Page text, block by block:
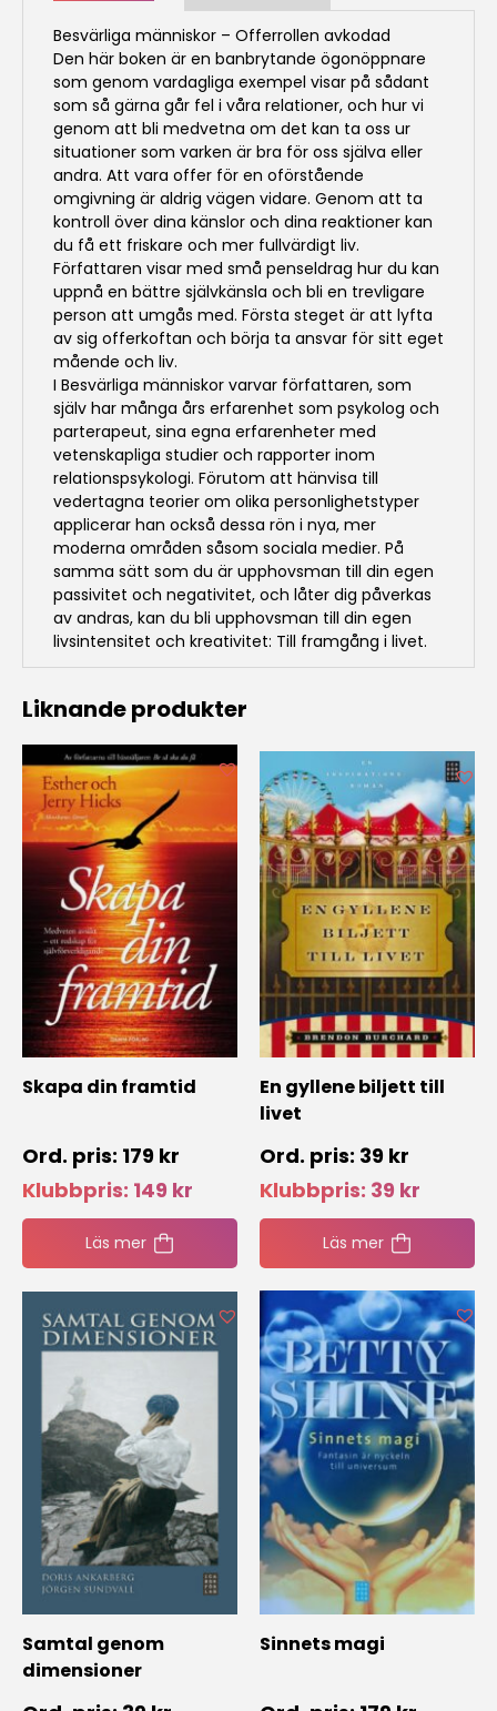
Besvärliga människor – Offerrollen avkodad
Den här boken är en banbrytande ögonöppnare
som genom vardagliga exempel visar på sådant
som så gärna går fel i våra relationer, och hur vi
genom att bli medvetna om det kan ta oss ur
situationer som varken är bra för oss själva eller
andra. Att vara offer för en oförstående
omgivning är aldrig vägen vidare. Genom att ta
kontroll över dina känslor och dina reaktioner kan
du få ett friskare och mer fullvärdigt liv.
Författaren visar med små penseldrag hur du kan
uppnå en bättre självkänsla och bli en trevligare
person att umgås med. Första steget är att lyfta
av sig offerkoftan och börja ta ansvar för sitt eget
mående och liv.
I Besvärliga människor varvar författaren, som
själv har många års erfarenhet som psykolog och
parterapeut, sina egna erfarenheter med
vetenskapliga studier och rapporter inom
relationspsykologi. Förutom att hänvisa till
vedertagna teorier om olika personlighetstyper
applicerar han också dessa rön i nya, mer
moderna områden såsom sociala medier. På
samma sätt som du är upphovsman till din egen
passivitet och negativitet, och låter dig påverkas
av andras, kan du bli upphovsman till din egen
livsintensitet och kreativitet: Till framgång i livet.
Liknande produkter
Skapa din framtid
179 kr
Klubbpris: 149 kr
Läs mer
En gyllene biljett till
livet
39 kr
Klubbpris: 39 kr
Läs mer
Samtal genom
dimensioner
Sinnets magi
Njut av gratis